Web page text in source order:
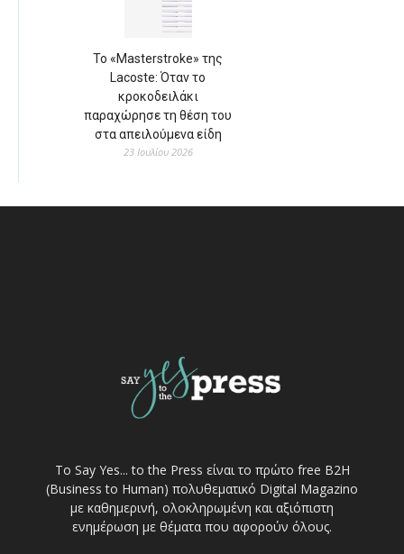
Το «Masterstroke» της
Lacoste: Όταν το
κροκοδειλάκι
παραχώρησε τη θέση του
στα απειλούμενα είδη
23 Ιουλίου 2026
Το Say Yes... to the Press είναι το πρώτο free Β2Η
(Business to Human) πολυθεματικό Digital Magazino
με καθημερινή, ολοκληρωμένη και αξιόπιστη
ενημέρωση με θέματα που αφορούν όλους.